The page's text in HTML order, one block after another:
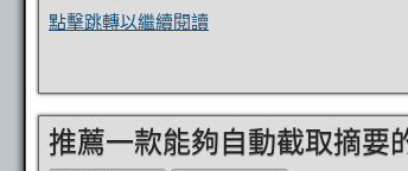
點擊跳轉以繼續閱讀
推薦一款能夠自動截取摘要